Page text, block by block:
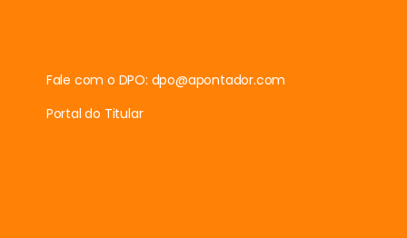
Fale com o DPO: dpo@apontador.com
Portal do Titular